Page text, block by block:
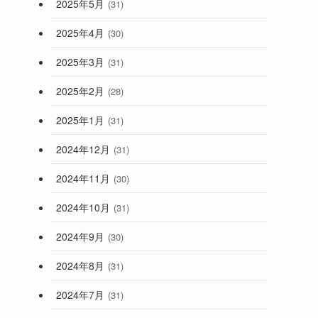
2025年5月 (31)
2025年4月 (30)
2025年3月 (31)
2025年2月 (28)
2025年1月 (31)
2024年12月 (31)
2024年11月 (30)
2024年10月 (31)
2024年9月 (30)
2024年8月 (31)
2024年7月 (31)